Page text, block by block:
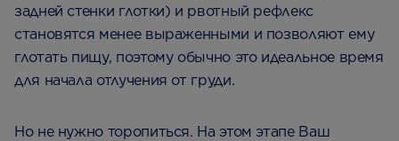
задней стенки глотки) и рвотный рефлекс
становятся менее выраженными и позволяют ему
глотать пищу, поэтому обычно это идеальное время
для начала отлучения от груди.
Но не нужно торопиться. На этом этапе Ваш